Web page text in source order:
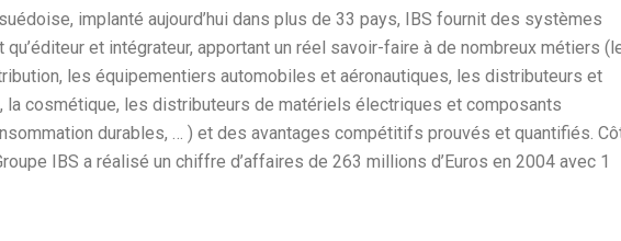
implanté aujourd’hui dans plus de 33 pays, IBS fournit des systèmes
qu’éditeur et intégrateur, apportant un réel savoir-faire à de nombreux métiers
les équipementiers automobiles et aéronautiques, les distributeurs et
la cosmétique, les distributeurs de matériels électriques et composants
durables, … ) et des avantages compétitifs prouvés et quantifiés.
IBS a réalisé un chiffre d’affaires de 263 millions d’Euros en 2004 avec 1